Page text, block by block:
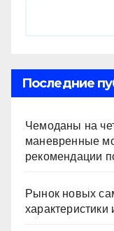
Последние
Чемоданы на
маневренные
рекомендации
Рынок новых
характеристики